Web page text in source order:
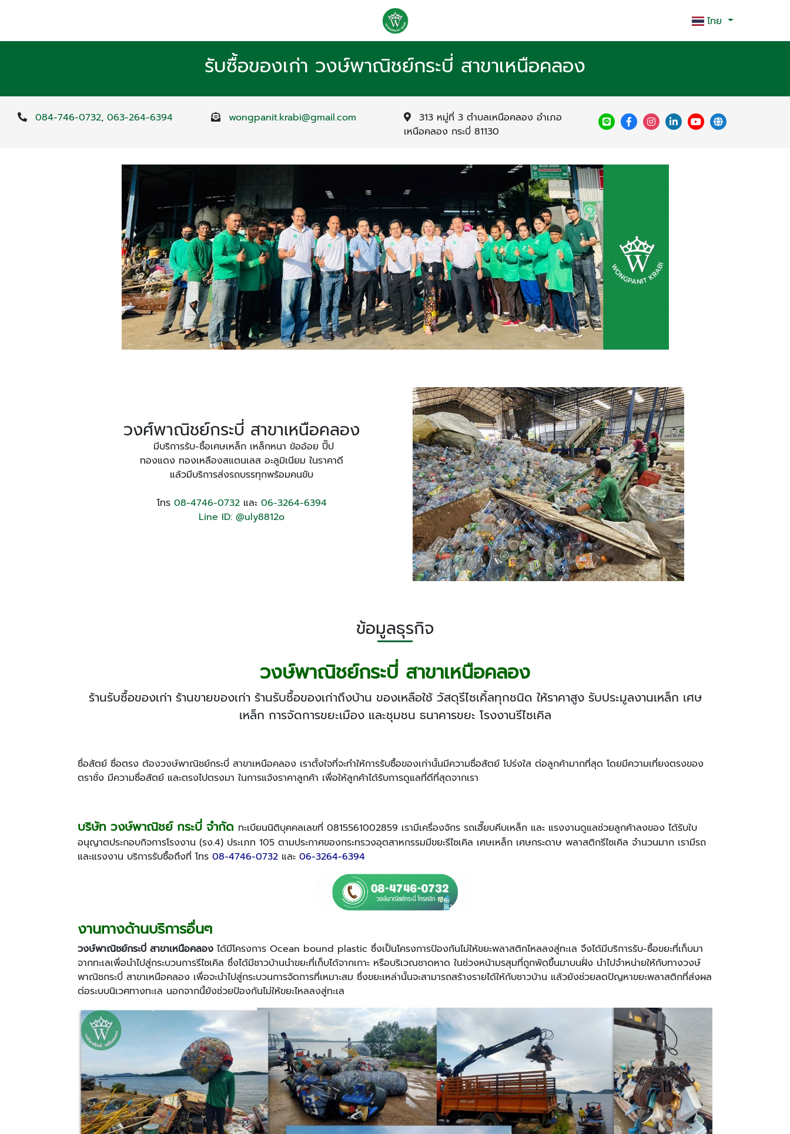
ไทย
รับซื้อของเก่า วงษ์พาณิชย์กระบี่ สาขาเหนือคลอง
084-746-0732, 063-264-6394 wongpanit.krabi@gmail.com
313 หมู่ที่ 3 ตำบลเหนือคลอง อำเภอ
เหนือคลอง กระบี่ 81130
วงศ์พาณิชย์กระบี่ สาขาเหนือคลอง
มีบริการรับ-ซื้อเศษเหล็ก เหล็กหนา ข้ออ้อย ปี๊ป
ทองแดง ทองเหลืองสแตนเลส อะลูมิเนียม ในราคาดี
แล้วมีบริการส่งรถบรรทุกพร้อมคนขับ
โทร 08-4746-0732และ 06-3264-6394
Line ID: @uly8812o
ข้อมูลธุรกิจ
วงษ์พาณิชย์กระบี่ สาขาเหนือคลอง
ร้านรับซื้อของเก่า ร้านขายของเก่า ร้านรับซื้อของเก่าถึงบ้าน ของเหลือใช้ วัสดุรีไซเคิ้ลทุกชนิด ให้ราคาสูง รับประมูลงานเหล็ก เศษ
เหล็ก การจัดการขยะเมือง และชุมชน ธนาคารขยะ โรงงานรีไซเคิล
ซื่อสัตย์ ซื่อตรง ต้องวงษ์พาณิชย์กระบี่ สาขาเหนือคลอง เราตั้งใจที่จะทำให้การรับซื้อของเก่านั้นมีความซื่อสัตย์ โปร่งใส ต่อลูกค้ามากที่สุด โดยมีความเที่ยงตรงของ
ตราชั่ง มีความซื่อสัตย์ และตรงไปตรงมา ในการแจ้งราคาลูกค้า เพื่อให้ลูกค้าได้รับการดูแลที่ดีที่สุดจากเรา
บริษัท วงษ์พาณิชย์ กระบี่ จำกัด ทะเบียนนิติบุคคลเลขที่ 0815561002859 เรามีเครื่องจักร รถเฮี๊ยบคีบเหล็ก และ แรงงานดูแลช่วยลูกค้าลงของ ได้รับใบ
อนุญาตประกอบกิจการโรงงาน (รง.4) ประเภท 105 ตามประกาศของกระทรวงอุตสาหกรรมมีขยะรีไซเคิล เศษเหล็ก เศษกระดาษ พลาสติกรีไซเคิล จำนวนมาก เรามีรถ
และแรงงาน บริการรับซื้อถึงที่ โทร 08-4746-0732 และ 06-3264-6394
งานทางด้านบริการอื่นๆ
วงษ์พาณิชย์กระบี่ สาขาเหนือคลอง ได้มีโครงการ Ocean bound plastic ซึ่งเป็นโครงการป้องกันไม่ให้ขยะพลาสติกไหลลงสู่ทะเล จึงได้มีบริการรับ-ซื้อขยะที่เก็บมา
จากทะเลเพื่อนำไปสู่กระบวนการรีไซเคิล ซึ่งได้มีชาวบ้านนำขยะที่เก็บได้จากเกาะ หรือบริเวณชาดหาด ในช่วงหน้ามรสุมที่ถูกพัดขึ้นมาบนฝั่ง นำไปจำหน่ายให้กับทางวงษ์
พาณิชกระบี่ สาขาเหนือคลอง เพื่อจะนำไปสู่กระบวนการจัดการที่เหมาะสม ซึ่งขยะเหล่านั้นจะสามารถสร้างรายได้ให้กับชาวบ้าน แล้วยังช่วยลดปัญหาขยะพลาสติกที่ส่งผล
ต่อระบบนิเวศทางทะเล นอกจากนี้ยังช่วยป้องกันไม่ให้ขยะไหลลงสู่ทะเล